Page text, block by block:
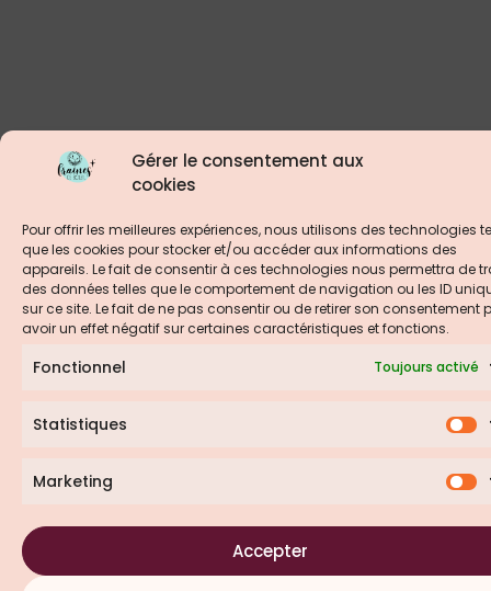
Gérer le consentement aux
cookies
Pour offrir les meilleures expériences, nous utilisons des technologies
que les cookies pour stocker et/ou accéder aux informations des
appareils. Le fait de consentir à ces technologies nous permettra de
des données telles que le comportement de navigation ou les ID
sur ce site. Le fait de ne pas consentir ou de retirer son consentement
avoir un effet négatif sur certaines caractéristiques et fonctions.
Fonctionnel Toujours activé
Statistiques
Marketing
Accepter